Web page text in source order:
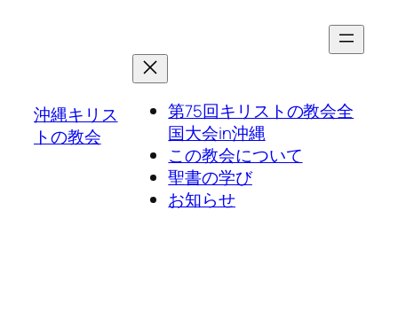
沖縄キリス
トの教会
第75回キリストの教会全
国大会in沖縄
この教会について
聖書の学び
お知らせ